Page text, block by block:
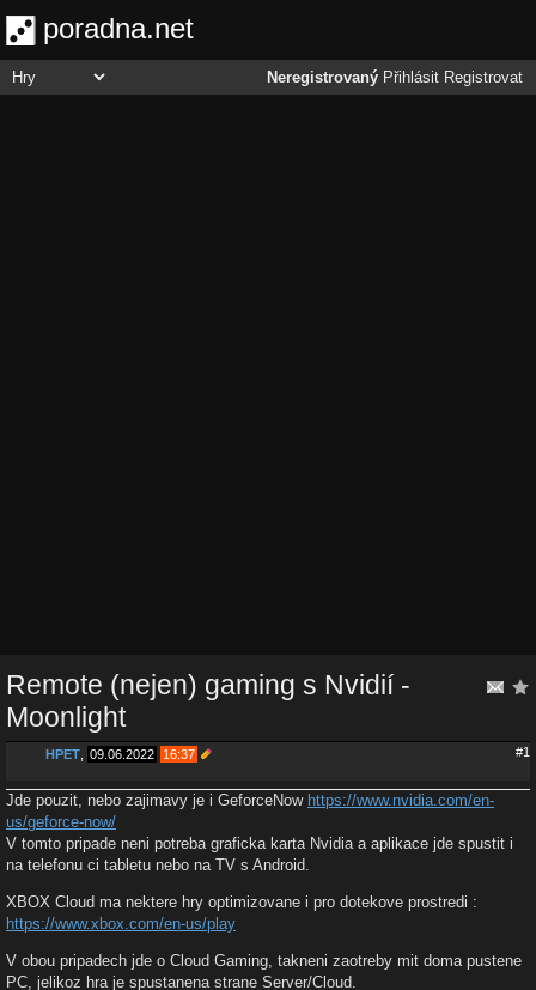
poradna.net
Neregistrovaný Přihlásit Registrovat
Remote (nejen) gaming s Nvidií -
Moonlight
HPET 09.06.2022 16:37 #1
Jde pouzit, nebo zajimavy je i GeforceNow https://www.nvidia.com/en-
us/geforce-now/
V tomto pripade neni potreba graficka karta Nvidia a aplikace jde spustit i
na telefonu ci tabletu nebo na TV s Android.
XBOX Cloud ma nektere hry optimizovane i pro dotekove prostredi :
https://www.xbox.com/en-us/play
V obou pripadech jde o Cloud Gaming, takneni zaotreby mit doma pustene
PC, jelikoz hra je spustanena strane Server/Cloud.